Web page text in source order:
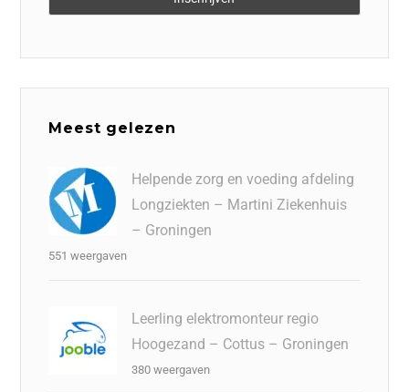
Meest gelezen
Helpende zorg en voeding afdeling
Longziekten – Martini Ziekenhuis
– Groningen
551 weergaven
Leerling elektromonteur regio
Hoogezand – Cottus – Groningen
380 weergaven